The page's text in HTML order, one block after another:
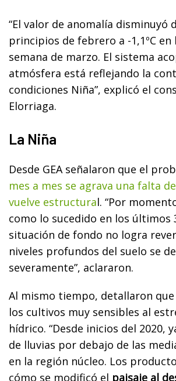
“El valor de anomalía disminuyó
principios de febrero a -1,1ºC
semana de marzo. El sistema
atmósfera está reflejando la
condiciones Niña”, explicó el
Elorriaga.
La Niña
Desde GEA señalaron que el
mes a mes se agrava una falta
vuelve estructural. “Por
como lo sucedido en los últimos
situación de fondo no logra
niveles profundos del suelo se
severamente”, aclararon.
Al mismo tiempo, detallaron que
los cultivos muy sensibles al
hídrico. “Desde inicios del 2020,
de lluvias por debajo de las
en la región núcleo. Los
cómo se modificó el paisaje al